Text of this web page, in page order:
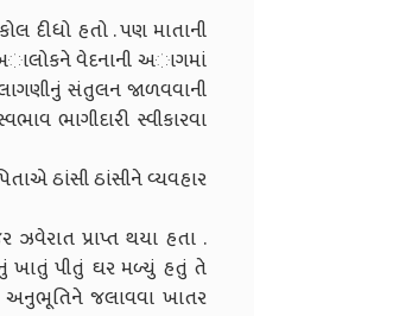
દીધો હતો . પણ માતાની
અાલોકને વેદનાની અાગમાં
સંતુલન જાળવવાની
ભાગીદારી સ્વીકારવા
ઠાંસી ઠાંસીને વ્યવહાર
ઝવેરાત પ્રાપ્ત થયા હતા .
ખાતું પીતું ઘર મળ્યું હતું તે
જલાવવા ખાતર